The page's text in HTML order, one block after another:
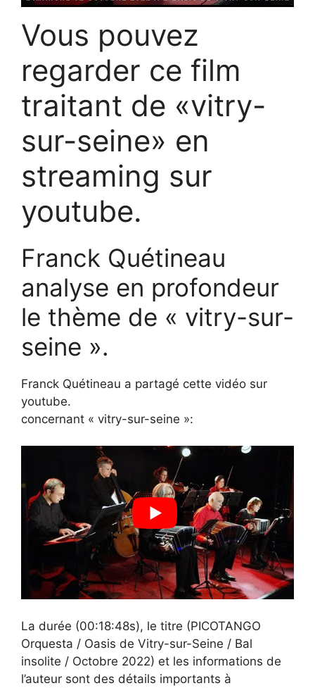
Vous pouvez
regarder ce film
traitant de «vitry-
sur-seine» en
streaming sur
youtube.
Franck Quétineau
analyse en profondeur
le thème de « vitry-sur-
seine ».
Franck Quétineau a partagé cette vidéo sur
youtube.
concernant « vitry-sur-seine »:
La durée (00:18:48s), le titre (PICOTANGO
Orquesta / Oasis de Vitry-sur-Seine / Bal
insolite / Octobre 2022) et les informations de
l’auteur sont des détails importants à